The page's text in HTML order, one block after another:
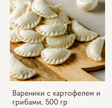
Вареники с картофелем и
грибами, 500 гр